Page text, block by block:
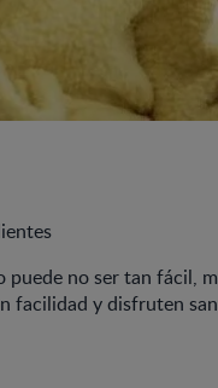
puede no ser tan fácil,
facilidad y disfruten